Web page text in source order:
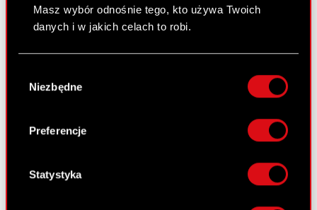
Masz wybór odnośnie tego, kto używa Twoich
danych i w jakich celach to robi.
lokalizacji geograficznej z dokładnością nawet
Identyfikować Twoje urządzenie, aktywnie
analizując charakteryzującego je zbiory
palca)
zgody
Niezbędne
Preferencje
Statystyka
PDF Oświadczenie biegłego rewidenta
14 czerwca 2010
Informacja udzielona akcjonariuszowi
Raport bieżący nr 32/2010